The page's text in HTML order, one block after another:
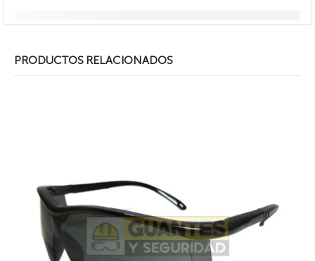
PRODUCTOS RELACIONADOS